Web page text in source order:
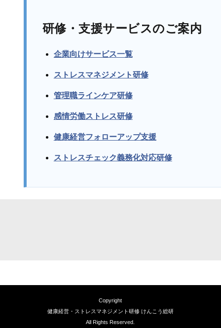
研修・支援サービスのご案内
企業向けサービス一覧
ストレスマネジメント研修
管理職ラインケア研修
感情労働ストレス研修
健康経営フォローアップ支援
ストレスチェック義務化対応研修
Copyright
健康経営・ストレスマネジメント研修 けんこう総研
All Rights Reserved.